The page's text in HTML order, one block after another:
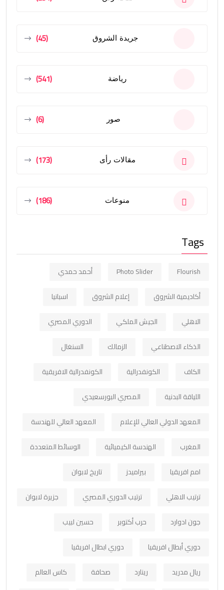
جريدة الشروق (45)
رياضة (541)
صور (6)
مقالات رأى (173)
منوعات (186)
Tags
Flourish
Photo Slider
أحمد حمدي
أكاديمية الشروق
إعلام الشروق
اسبانيا
الاهلي
الجيش الملكي
الدوري المصري
الذكاء الاصطناعي
الزمالك
السنغال
الكاف
الكونفدرالية
الكونفدرالية الافريقية
اللياقة البدنية
المصري البورسعيدي
المعهد الدولي العالي للإعلام
المعهد العالي للهندسة
المغرب
الهندسة الكيميائية
الوسائط المتعددة
امم افريقيا
بيراميدز
تاريخ لابوان
ترتيب الاهلي
ترتيب الدوري المصري
جزيرة لابوان
جون ادوارد
حرب أكتوبر
حسين لبيب
دوري أبطال افريقيا
دوري ابطال افريقيا
ريال مدريد
رينارد صحافة كاس العالم